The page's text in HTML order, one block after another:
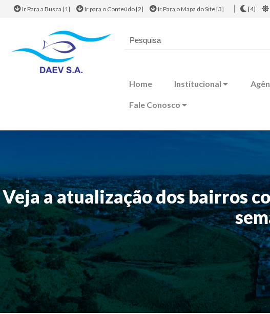
Ir Para a Busca [1] Ir para o Conteúdo [2] Ir Para o Mapa do Site [3] [4]
Home Institucional
Fale Conosco
Veja a atualização dos bairros